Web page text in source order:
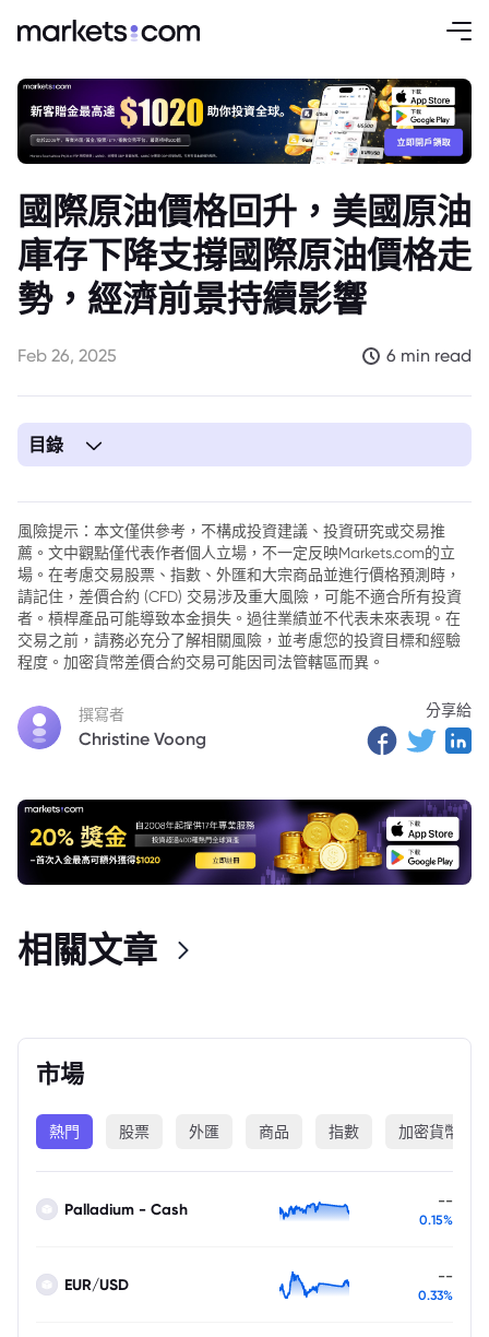
國際原油價格回升，美國原油
庫存下降支撐國際原油價格走
勢，經濟前景持續影響
Feb 26, 2025 6 min read
目錄
3. 貿易政策不確定性加劇國際原油價格波動
4. 俄烏局勢與OPEC+政策影響國際原油價格供應面
5. 市場展望：美國GDP與通膨數據將影響國際原油價格走勢
風險提示：本文僅供參考，不構成投資建議、投資研究或交易推
薦。文中觀點僅代表作者個人立場，不一定反映Markets.com的立
場。在考慮交易股票、指數、外匯和大宗商品並進行價格預測時，
請記住，差價合約 (CFD) 交易涉及重大風險，可能不適合所有投資
者。槓桿產品可能導致本金損失。過往業績並不代表未來表現。在
交易之前，請務必充分了解相關風險，並考慮您的投資目標和經驗
程度。加密貨幣差價合約交易可能因司法管轄區而異。
撰寫者
Christine Voong
分享給
市場
熱門 股票 外匯 商品 指數 加密貨幣
Palladium - Cash --
0.15%
EUR/USD --
0.33%
相關文章